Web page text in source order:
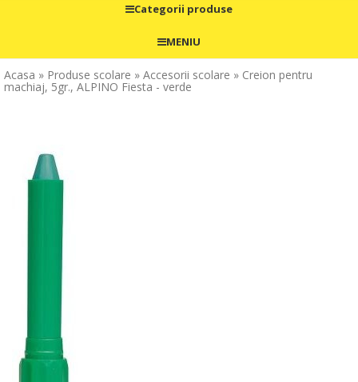
Categorii produse
MENIU
Acasa » Produse scolare » Accesorii scolare » Creion pentru
machiaj, 5gr., ALPINO Fiesta - verde